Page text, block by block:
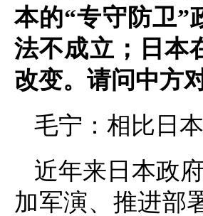
本的“专守防卫”
法不成立；日本
改变。请问中方
毛宁：相比日
近年来日本政
加军演、推进部